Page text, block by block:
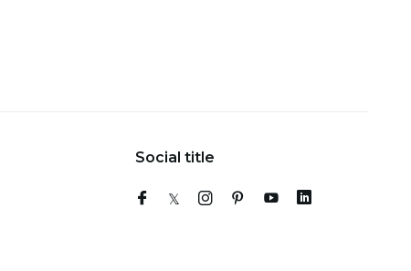
Social title